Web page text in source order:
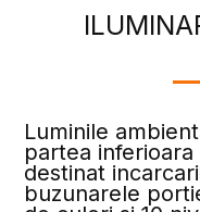
Luminile
partea
destinat
buzunarele